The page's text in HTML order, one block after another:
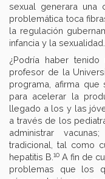
sexual generara una
problemática toca
la regulación
infancia y la sexualidad.
¿Podría haber tenido
profesor de la
programa, afirma que
para acelerar la
llegado a los y las
a través de los
administrar
tradicional, tal como
hepatitis B.10 A fin de
problemas que los